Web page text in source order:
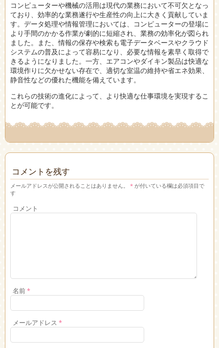
コンピューターや機械の活用は現代の業務において不可欠となっ
ており、効率的な業務遂行や生産性の向上に大きく貢献していま
す。データ処理や情報管理においては、コンピューターの登場に
より手間のかかる作業が劇的に短縮され、業務の効率化が図られ
ました。また、情報の保存や検索も電子データベースやクラウド
システムの普及によって容易になり、必要な情報を素早く取得で
きるようになりました。一方、エアコンやダイキン製品は快適な
環境作りに欠かせない存在で、適切な室温の維持や省エネ効果、
静音性などの優れた機能を備えています。
これらの技術の進化によって、より快適な仕事環境を実現するこ
とが可能です。
コメントを残す
メールアドレスが公開されることはありません。 * が付いている欄は必須項目で
す
コメント
名前*
メールアドレス *